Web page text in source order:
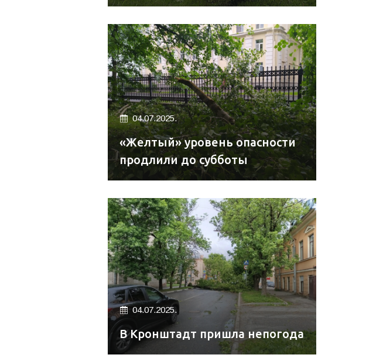
04.07.2025.
«Желтый» уровень опасности
продлили до субботы
04.07.2025.
В Кронштадт пришла непогода